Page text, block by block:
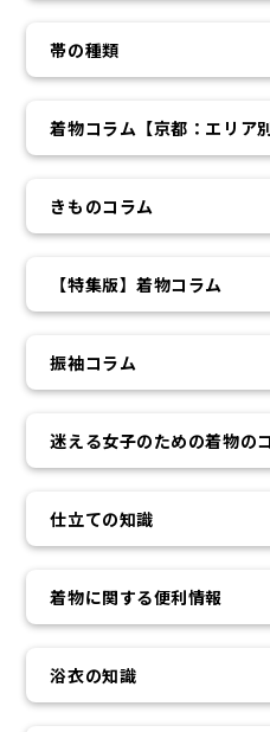
帯の種類
着物コラム【京都：エリア
きものコラム
【特集版】着物コラム
振袖コラム
迷える女子のための着物の
仕立ての知識
着物に関する便利情報
浴衣の知識